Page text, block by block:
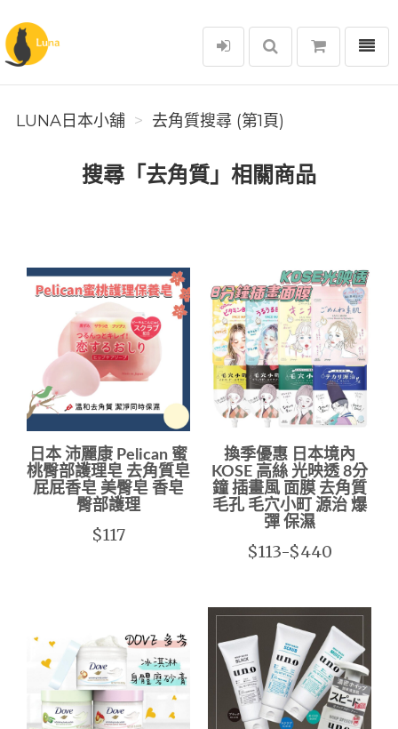
Luna日本小舖
選單
LUNA日本小舖 去角質搜尋 (第1頁)
搜尋「去角質」相關商品
日本 沛麗康 Pelican 蜜
桃臀部護理皂 去角質皂
屁屁香皂 美臀皂 香皂
臀部護理
$117
換季優惠 日本境內
KOSE 高絲 光映透 8分
鐘 插畫風 面膜 去角質
毛孔 毛穴小町 源治 爆
彈 保濕
$113-$440